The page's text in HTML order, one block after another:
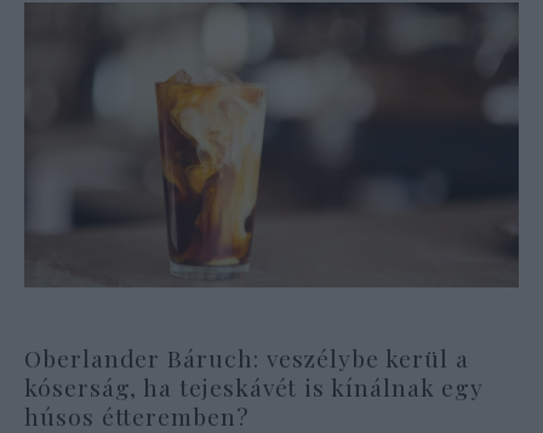
Oberlander Báruch: veszélybe kerül a
kóserság, ha tejeskávét is kínálnak egy
húsos étteremben?